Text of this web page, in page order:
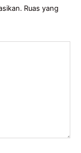
Ruas yang